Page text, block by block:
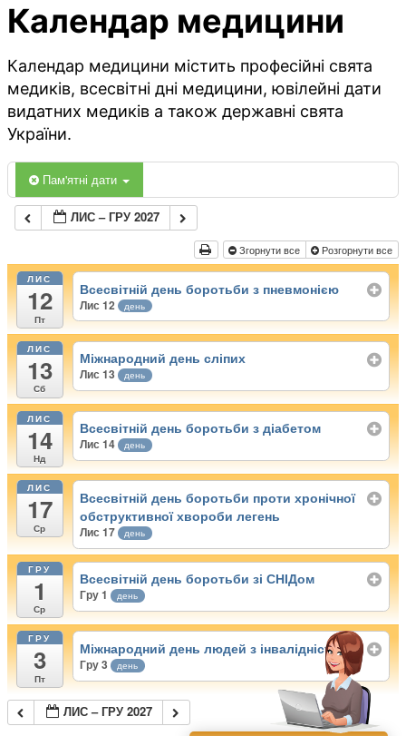
Календар медицини
Календар медицини містить професійні свята
медиків, всесвітні дні медицини, ювілейні дати
видатних медиків а також державні свята
України.
Пам'ятні дати
ЛИС – ГРУ 2027
Згорнути все Розгорнути все
ЛИС
12
Пт
Всесвітній день боротьби з пневмонією
Лис 12 день
ЛИС
13
Сб
Міжнародний день сліпих
Лис 13 день
ЛИС
14
Нд
Всесвітній день боротьби з діабетом
Лис 14 день
ЛИС
17
Ср
Всесвітній день боротьби проти хронічної
обструктивної хвороби легень
Лис 17 день
ГРУ
1
Ср
Всесвітній день боротьби зі СНІДом
Гру 1 день
ГРУ
3
Пт
Міжнародний день людей з інвалідністю
Гру 3 день
ЛИС – ГРУ 2027